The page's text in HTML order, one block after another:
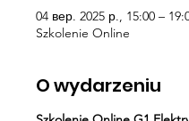
04 вер. 2025 р., 15:00 –
Szkolenie Online
O wydarzeniu